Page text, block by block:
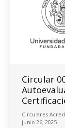
Circular
Circulares
junio 26, 2025